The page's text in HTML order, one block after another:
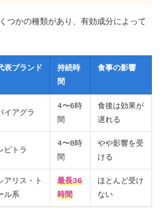
つかの種類があり、有効成分によって
表ブランド
持続時
間
食事の影響
イアグラ
4〜6時
間
食後は効果が
遅れる
ビトラ
4〜8時
間
やや影響を受
ける
アリス・ト
ル系
最長36
時間
ほとんど受け
ない